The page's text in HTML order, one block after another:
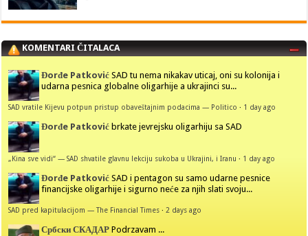
KOMENTARI ČITALACA
Đorđe Patković SAD tu nema nikakav uticaj, oni su kolonija i
udarna pesnica globalne oligarhije a ukrajinci su...
SAD vratile Kijevu potpun pristup obaveštajnim podacima — Politico · 1 day ago
Đorđe Patković brkate jevrejsku oligarhiju sa SAD
„Kina sve vidi“ — SAD shvatile glavnu lekciju sukoba u Ukrajini, i Iranu · 1 day ago
Đorđe Patković SAD i pentagon su samo udarne pesnice
financijske oligarhije i sigurno neće za njih slati svoju...
SAD pred kapitulacijom — The Financial Times · 2 days ago
Србски СКАДАР Podrzavam ...